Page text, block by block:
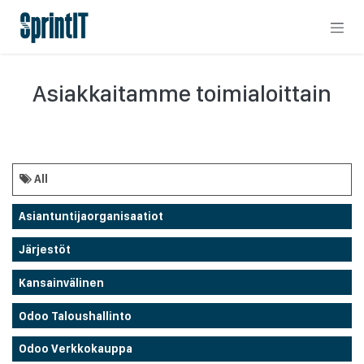
Asiakkaitamme toimialoittain
All
Asiantuntijaorganisaatiot
Järjestöt
Kansainvälinen
Odoo Taloushallinto
Odoo Verkkokauppa